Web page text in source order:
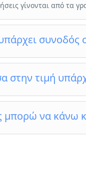
γίνονται από τα
συνοδός
στην τιμή
συγκεκριμένη
να κάνω